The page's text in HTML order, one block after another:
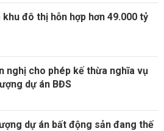
đô thị hỗn hợp hơn 49.000 tỷ
nghị cho phép kế thừa nghĩa vụ
dự án BĐS
dự án bất động sản đang thế